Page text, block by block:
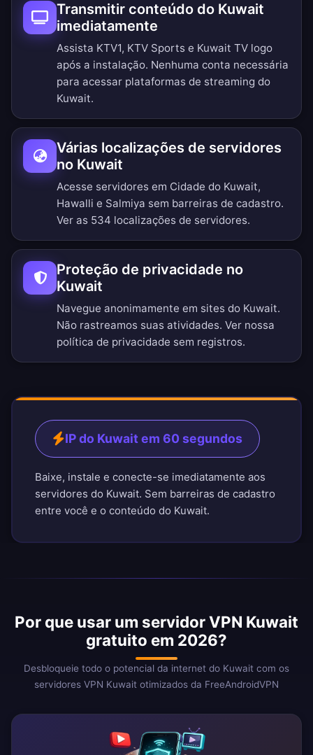
Transmitir conteúdo do Kuwait
imediatamente
Assista KTV1, KTV Sports e Kuwait TV logo
após a instalação. Nenhuma conta necessária
para acessar plataformas de streaming do
Kuwait.
Várias localizações de servidores
no Kuwait
Acesse servidores em Cidade do Kuwait,
Hawalli e Salmiya sem barreiras de cadastro.
Ver as 534 localizações de servidores.
Proteção de privacidade no
Kuwait
Navegue anonimamente em sites do Kuwait.
Não rastreamos suas atividades. Ver nossa
política de privacidade sem registros.
IP do Kuwait em 60 segundos
Baixe, instale e conecte-se imediatamente aos
servidores do Kuwait. Sem barreiras de cadastro
entre você e o conteúdo do Kuwait.
Por que usar um servidor VPN Kuwait
gratuito em 2026?
Desbloqueie todo o potencial da internet do Kuwait com os
servidores VPN Kuwait otimizados da FreeAndroidVPN